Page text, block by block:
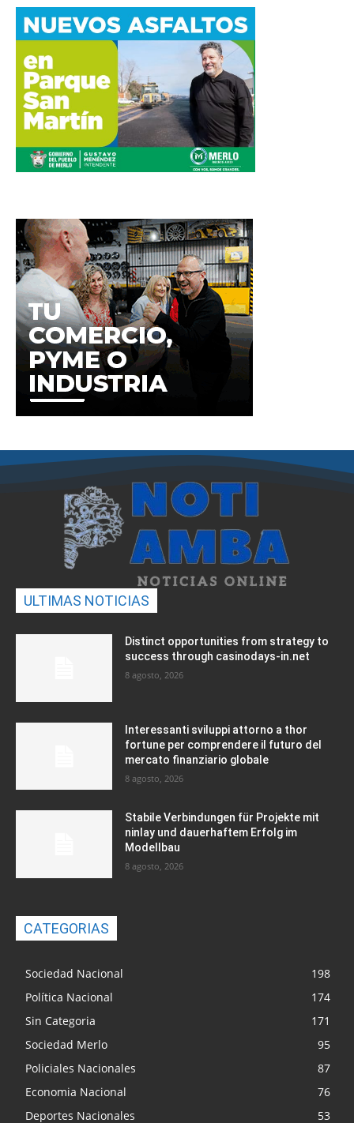
ULTIMAS NOTICIAS
Distinct opportunities from strategy to
success through casinodays-in.net
8 agosto, 2026
Interessanti sviluppi attorno a thor
fortune per comprendere il futuro del
mercato finanziario globale
8 agosto, 2026
Stabile Verbindungen für Projekte mit
ninlay und dauerhaftem Erfolg im
Modellbau
8 agosto, 2026
CATEGORIAS
Sociedad Nacional
198
Política Nacional
174
Sin Categoria
171
Sociedad Merlo
95
Policiales Nacionales
87
Economia Nacional
76
Deportes Nacionales
53